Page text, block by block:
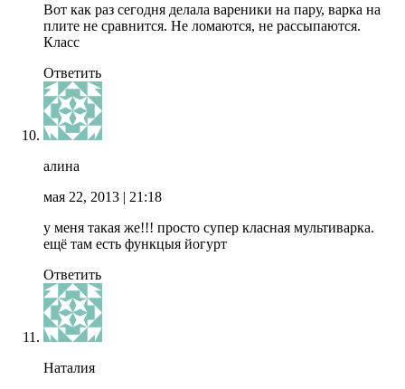
Вот как раз сегодня делала вареники на пару, варка на
плите не сравнится. Не ломаются, не рассыпаются.
Класс
Ответить
алина
мая 22, 2013 | 21:18
у меня такая же!!! просто супер класная мультиварка.
ещё там есть функцыя йогурт
Ответить
Наталия